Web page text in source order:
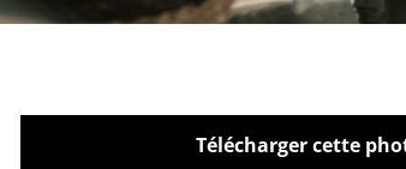
Télécharger cette